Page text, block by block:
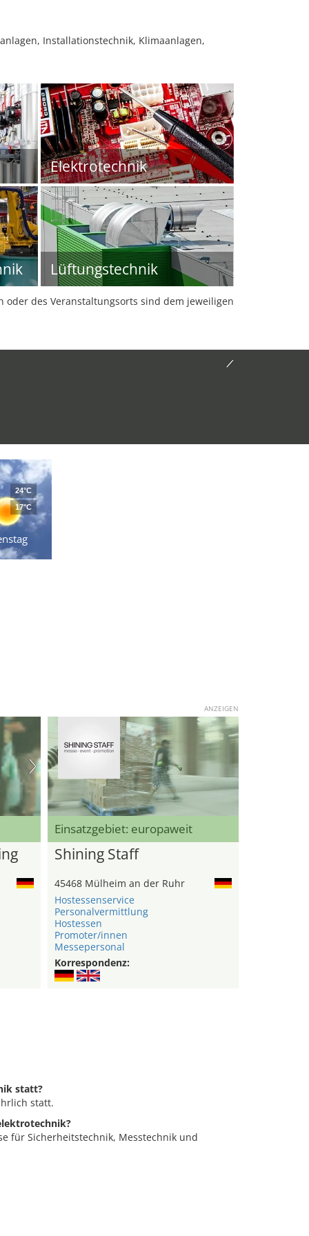
Installationstechnik, Klimaanlagen,
Elektrotechnik
Lüftungstechnik
des Veranstaltungsorts sind dem jeweiligen
24°C
17°C
ANZEIGEN
Einsatzgebiet: europaweit
Shining Staff
45468 Mülheim an der Ruhr
Hostessenservice
Personalvermittlung
Hostessen
Promoter/innen
Messepersonal
Korrespondenz:
statt?
statt.
für Sicherheitstechnik, Messtechnik und